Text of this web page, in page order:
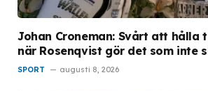
Johan Croneman: Svårt att hålla
när Rosenqvist gör det som inte
SPORT augusti 8, 2026